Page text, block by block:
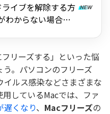
イブを解除する方
からない場合も
フリーズする」といった悩
。パソコンのフリーズ
ルス感染などさまざまな
しているMacでは、ファ
遅くなり、 Macフリーズの